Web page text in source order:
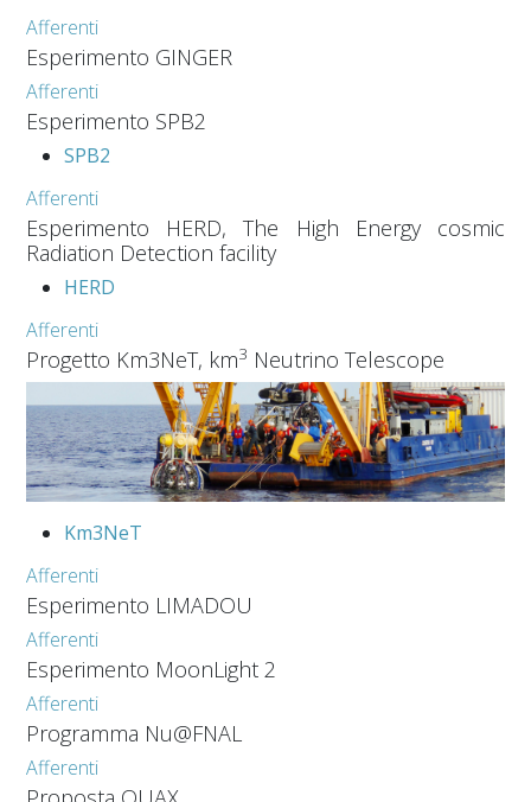
Afferenti
Esperimento GINGER
Afferenti
Esperimento SPB2
SPB2
Afferenti
Esperimento HERD, The High Energy cosmic
Radiation Detection facility
HERD
Afferenti
Progetto Km3NeT, km3 Neutrino Telescope
Km3NeT
Afferenti
Esperimento LIMADOU
Afferenti
Esperimento MoonLight 2
Afferenti
Programma Nu@FNAL
Afferenti